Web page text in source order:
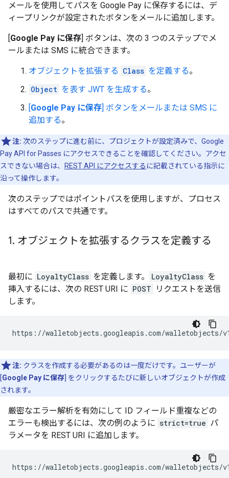
メールを使用してパスを Google Pay に保存するには、デ
ィープリンクが設定されたボタンをメールに追加します。
[Google Pay に保存] ボタンは、次の 3 つのステップでメ
ールまたは SMS に統合できます。
オブジェクトを拡張する Class を定義する。
Object を表す JWT を生成する。
[Google Pay に保存] ボタンをメールまたは SMS に
追加する。
注: 次のステップに進む前に、プロジェクトが設定済みで、Google
Pay API for Passes にアクセスできることを確認してください。アクセ
スできない場合は、
REST API にアクセスする に記載されている指示に
沿って操作します。
次のステップではポイントパスを使用しますが、プロセス
はすべてのパスで共通です。
1. オブジェクトを拡張するクラスを定義する
最初に LoyaltyClass を定義します。 LoyaltyClass を
挿入するには、次の REST URI に POST
リクエストを送信
します。
https://walletobjects.googleapis.com/walletobjects/
注: クラスを作成する必要があるのは一度だけです。ユーザーが
[Google Pay に保存 ] をクリックするたびに新しいオブジェクトが作成
されます。
厳密なエラー解析を有効にして ID フィールド重複などの
エラーも検出するには、次の例のように strict=true パ
ラメータを REST URI に追加します。
https://walletobjects.googleapis.com/walletobjects/